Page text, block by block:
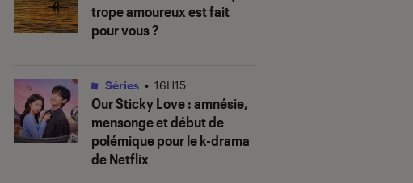
trope amoureux est fait
pour vous ?
Our Sticky Love: amnésie,
mensonge et début de
polémique pour le k-drama
de Netflix
Séries • 16H15